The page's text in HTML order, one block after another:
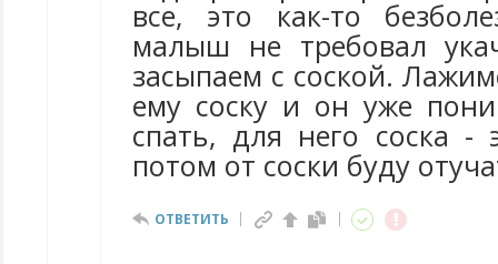
все, это как-то
малыш не требовал
засыпаем с соской.
ему соску и он уже
спать, для него соска -
потом от соски буду
ОТВЕТИТЬ